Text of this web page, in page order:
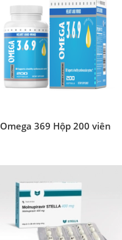
Omega 369 Hộp 200 viên